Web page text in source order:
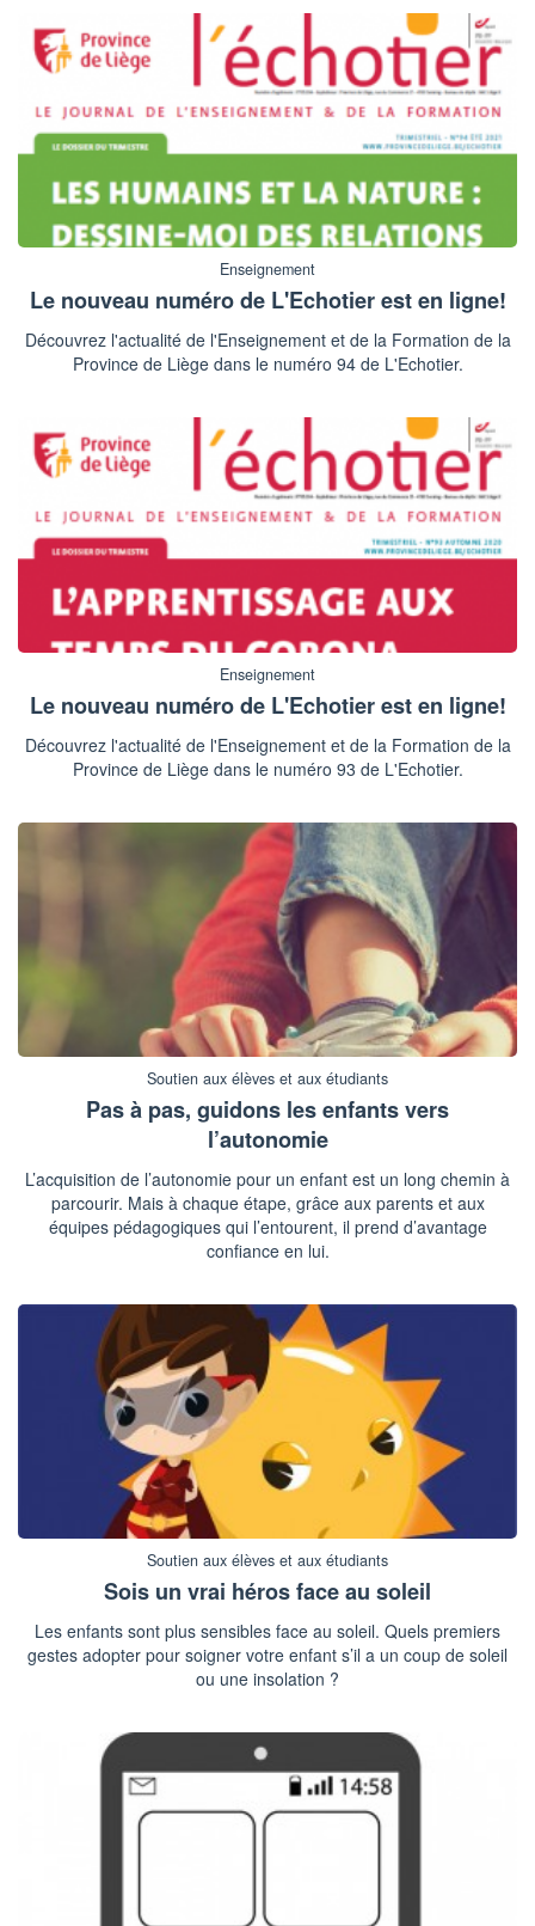
Enseignement
Le nouveau numéro de L'Echotier est en ligne!
Découvrez l'actualité de l'Enseignement et de la Formation de la
Province de Liège dans le numéro 94 de L'Echotier.
Enseignement
Le nouveau numéro de L'Echotier est en ligne!
Découvrez l'actualité de l'Enseignement et de la Formation de la
Province de Liège dans le numéro 93 de L'Echotier.
Soutien aux élèves et aux étudiants
Pas à pas, guidons les enfants vers
l’autonomie
L’acquisition de l’autonomie pour un enfant est un long chemin à
parcourir. Mais à chaque étape, grâce aux parents et aux
équipes pédagogiques qui l’entourent, il prend d’avantage
confiance en lui.
Soutien aux élèves et aux étudiants
Sois un vrai héros face au soleil
Les enfants sont plus sensibles face au soleil. Quels premiers
gestes adopter pour soigner votre enfant s’il a un coup de soleil
ou une insolation ?